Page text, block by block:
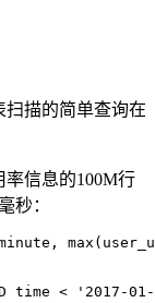
描的简单查询在
信息的100M行
秒：